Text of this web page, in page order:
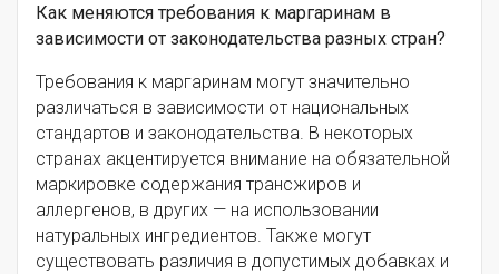
Как меняются требования к маргаринам в
зависимости от законодательства разных стран?
Требования к маргаринам могут значительно
различаться в зависимости от национальных
стандартов и законодательства. В некоторых
странах акцентируется внимание на обязательной
маркировке содержания трансжиров и
аллергенов, в других — на использовании
натуральных ингредиентов. Также могут
существовать различия в допустимых добавках и